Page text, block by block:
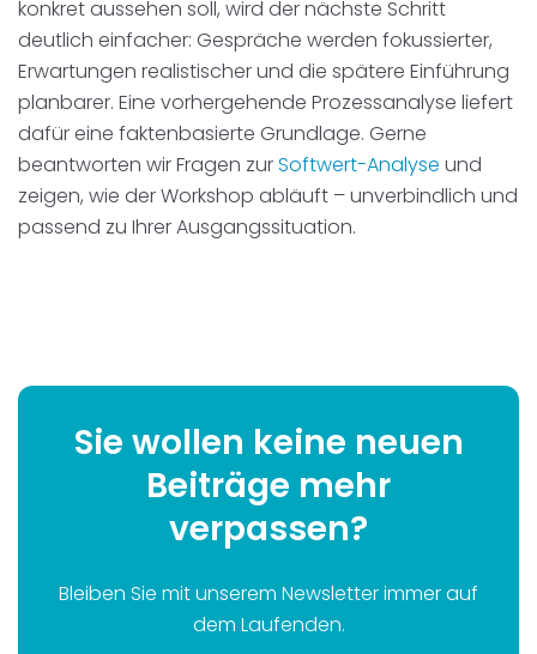
konkret aussehen soll, wird der nächste Schritt
deutlich einfacher: Gespräche werden fokussierter,
Erwartungen realistischer und die spätere Einführung
planbarer. Eine vorhergehende Prozessanalyse liefert
dafür eine faktenbasierte Grundlage. Gerne
beantworten wir Fragen zurSoftwert-Analyse und
zeigen, wie der Workshop abläuft – unverbindlich und
passend zu Ihrer Ausgangssituation.
Sie wollen keine neuen
Beiträge mehr
verpassen?
Bleiben Sie mit unserem Newsletter immer auf
dem Laufenden.